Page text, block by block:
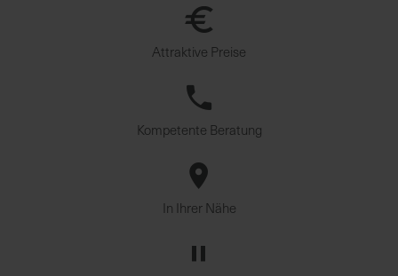
Attraktive Preise
Kompetente Beratung
In Ihrer Nähe